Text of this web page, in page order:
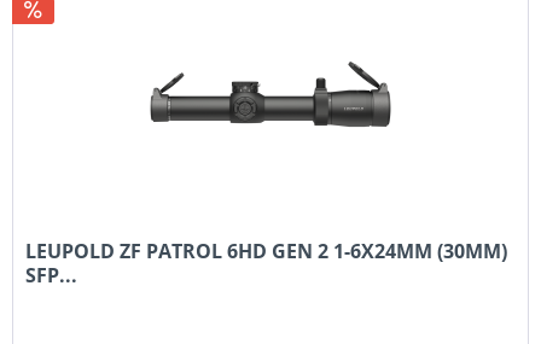
LEUPOLD ZF PATROL 6HD GEN 2 1-6X24MM (30MM)
SFP...